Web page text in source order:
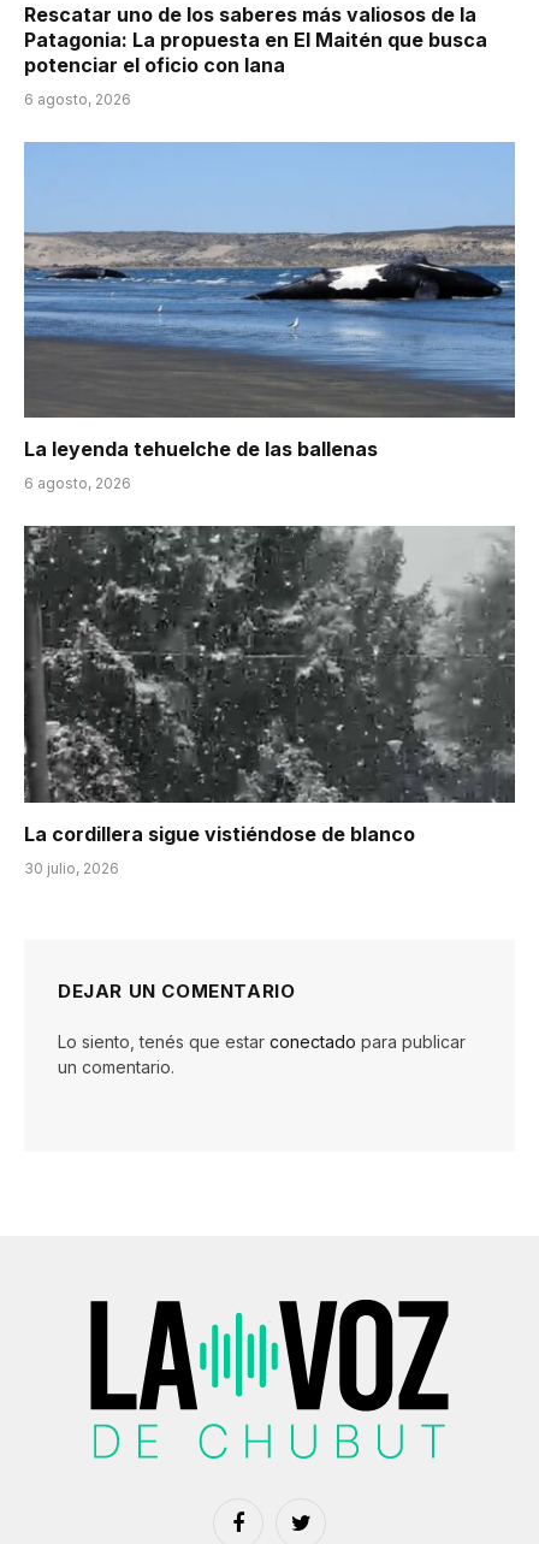
Rescatar uno de los saberes más valiosos de la
Patagonia: La propuesta en El Maitén que busca
potenciar el oficio con lana
6 agosto, 2026
La leyenda tehuelche de las ballenas
6 agosto, 2026
La cordillera sigue vistiéndose de blanco
30 julio, 2026
DEJAR UN COMENTARIO
Lo siento, tenés que estar conectado para publicar
un comentario.
FacebookTwitter